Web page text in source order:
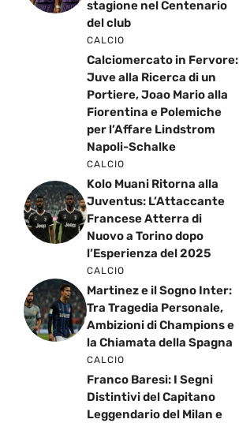
stagione nel Centenario
del club
CALCIO
Calciomercato in Fervore:
Juve alla Ricerca di un
Portiere, Joao Mario alla
Fiorentina e Polemiche
per l’Affare Lindstrom
Napoli-Schalke
CALCIO
Kolo Muani Ritorna alla
Juventus: L’Attaccante
Francese Atterra di
Nuovo a Torino dopo
l’Esperienza del 2025
CALCIO
Martinez e il Sogno Inter:
Tra Tragedia Personale,
Ambizioni di Champions e
la Chiamata della Spagna
CALCIO
Franco Baresi: I Segni
Distintivi del Capitano
Leggendario del Milan e